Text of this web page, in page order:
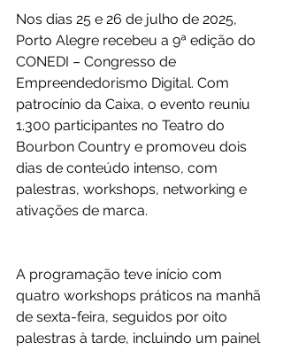
Nos dias 25 e 26 de julho de 2025,
Porto Alegre recebeu a 9ª edição do
CONEDI – Congresso de
Empreendedorismo Digital. Com
patrocínio da Caixa, o evento reuniu
1.300 participantes no Teatro do
Bourbon Country e promoveu dois
dias de conteúdo intenso, com
palestras, workshops, networking e
ativações de marca.
A programação teve início com
quatro workshops práticos na manhã
de sexta-feira, seguidos por oito
palestras à tarde, incluindo um painel